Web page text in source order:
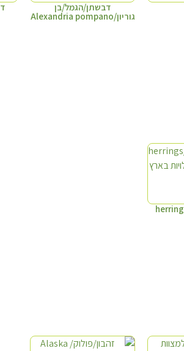
דבשתן/הגמל/בן
גוריון/Alexandria pompano